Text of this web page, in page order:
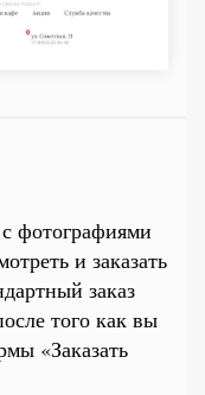
фотографиями
и заказать
заказ
того как вы
«Заказать